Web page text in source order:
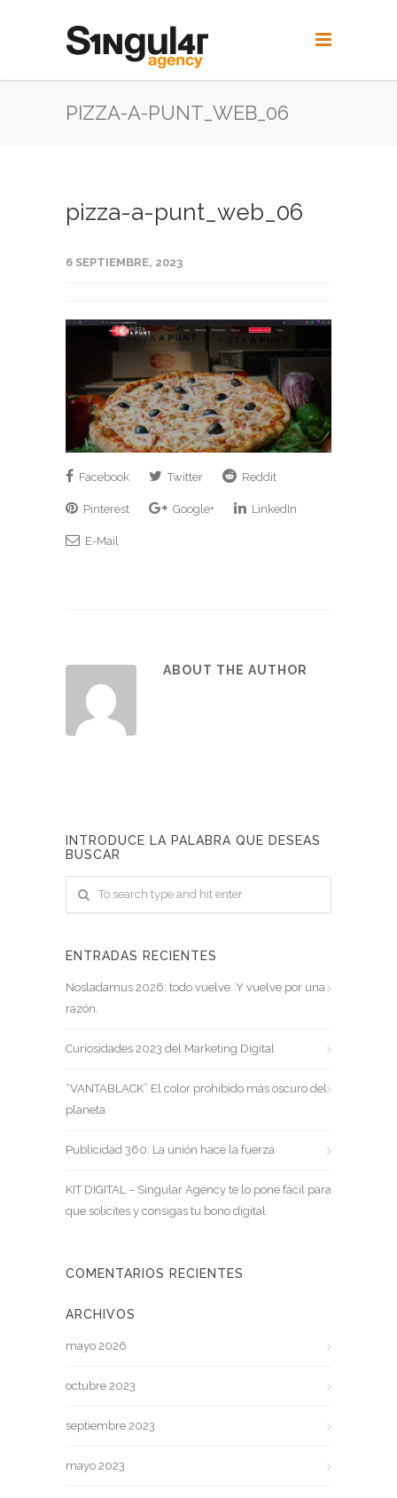
PIZZA-A-PUNT_WEB_06
pizza-a-punt_web_06
6 SEPTIEMBRE, 2023
Facebook Twitter Reddit
Pinterest Google+ LinkedIn
E-Mail
ABOUT THE AUTHOR
INTRODUCE LA PALABRA QUE DESEAS
BUSCAR
ENTRADAS RECIENTES
Nosladamus 2026: todo vuelve. Y vuelve por una
razón.
Curiosidades 2023 del Marketing Digital
“VANTABLACK” El color prohibido más oscuro del
planeta
Publicidad 360: La unión hace la fuerza
KIT DIGITAL – Singular Agency te lo pone fácil para
que solicites y consigas tu bono digital
COMENTARIOS RECIENTES
ARCHIVOS
mayo 2026
octubre 2023
septiembre 2023
mayo 2023